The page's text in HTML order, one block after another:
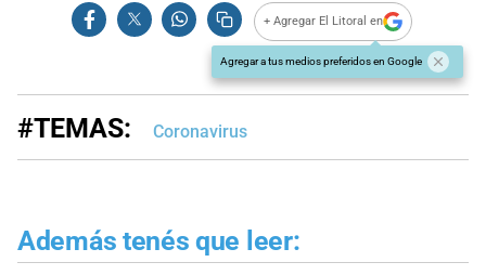
+ Agregar El Litoral en
Agregar a tus medios preferidos en Google
#TEMAS: Coronavirus
Además tenés que leer: